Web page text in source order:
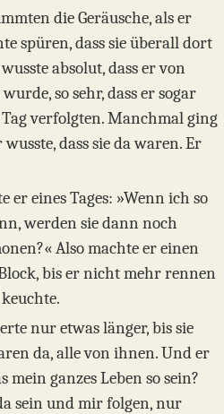
die Geräusche, als er
spüren, dass sie überall dort
absolut, dass er von
so sehr, dass er sogar
verfolgten. Manchmal ging
dass sie da waren. Er
er eines Tages: »Wenn ich so
werden sie dann noch
Also machte er einen
bis er nicht mehr rennen
nur etwas länger, bis sie
da, alle von ihnen. Und er
mein ganzes Leben so sein?
sein und mir folgen, nur